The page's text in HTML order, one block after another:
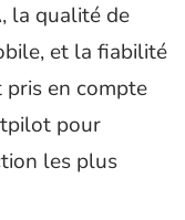
la qualité de
et la fiabilité
pris en compte
pour
les plus